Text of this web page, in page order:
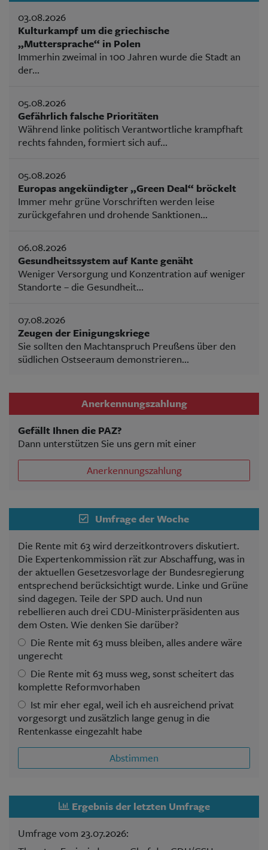
03.08.2026
Kulturkampf um die griechische
„Muttersprache“ in Polen
Immerhin zweimal in 100 Jahren wurde die Stadt an
der...
05.08.2026
Gefährlich falsche Prioritäten
Während linke politisch Verantwortliche krampfhaft
rechts fahnden, formiert sich auf...
05.08.2026
Europas angekündigter „Green Deal“ bröckelt
Immer mehr grüne Vorschriften werden leise
zurückgefahren und drohende Sanktionen...
06.08.2026
Gesundheitssystem auf Kante genäht
Weniger Versorgung und Konzentration auf weniger
Standorte – die Gesundheit...
07.08.2026
Zeugen der Einigungskriege
Sie sollten den Machtanspruch Preußens über den
südlichen Ostseeraum demonstrieren...
Anerkennungszahlung
Gefällt Ihnen die PAZ?
Dann unterstützen Sie uns gern mit einer
Anerkennungszahlung
Umfrage der Woche
Die Rente mit 63 wird derzeitkontrovers diskutiert.
Die Expertenkommission rät zur Abschaffung, was in
der aktuellen Gesetzesvorlage der Bundesregierung
entsprechend berücksichtigt wurde. Linke und Grüne
sind dagegen. Teile der SPD auch. Und nun
rebellieren auch drei CDU-Ministerpräsidenten aus
dem Osten. Wie denken Sie darüber?
Die Rente mit 63 muss bleiben, alles andere wäre
ungerecht
Die Rente mit 63 muss weg, sonst scheitert das
komplette Reformvorhaben
Ist mir eher egal, weil ich eh ausreichend privat
vorgesorgt und zusätzlich lange genug in die
Rentenkasse eingezahlt habe
Abstimmen
Ergebnis der letzten Umfrage
Umfrage vom 23.07.2026: